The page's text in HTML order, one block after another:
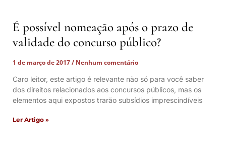
É possível nomeação após o prazo de
validade do concurso público?
1 de março de 2017
Nenhum comentário
Caro leitor, este artigo é relevante não só para você saber
dos direitos relacionados aos concursos públicos, mas os
elementos aqui expostos trarão subsídios imprescindíveis
Ler Artigo »